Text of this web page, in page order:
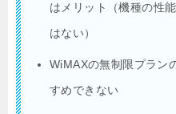
はメリット（機種の性
はない）
WiMAXの無制限プラン
すめできない